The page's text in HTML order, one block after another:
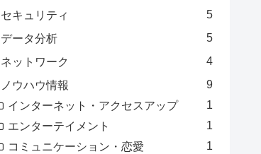
セキュリティ
5
データ分析
5
ネットワーク
4
ノウハウ情報
9
インターネット・アクセスアップ
1
エンターテイメント
1
コミュニケーション・恋愛
1